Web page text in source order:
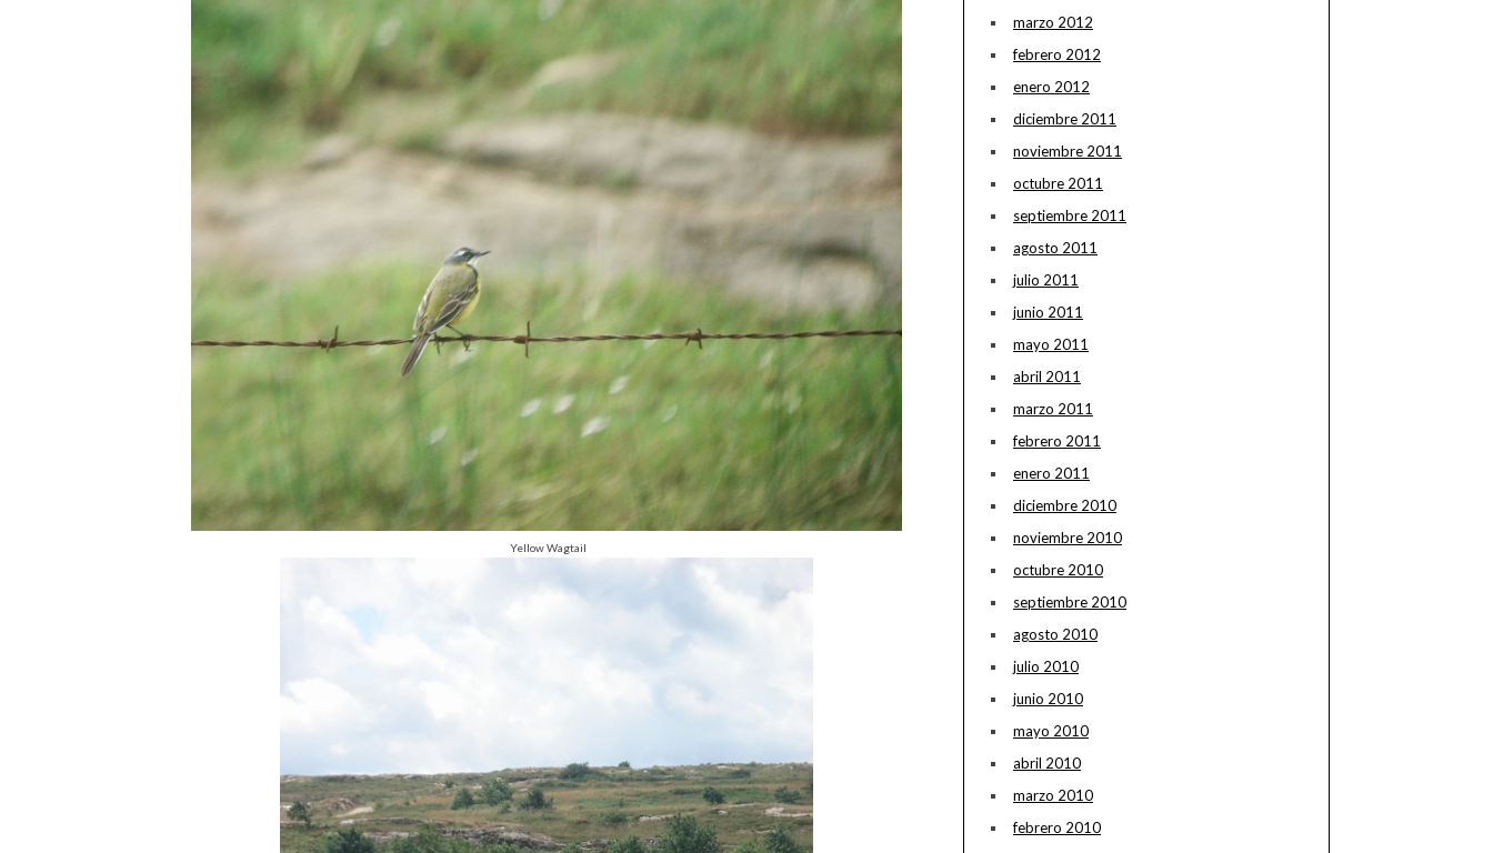
Yellow Wagtail
marzo 2012
febrero 2012
enero 2012
diciembre 2011
noviembre 2011
octubre 2011
septiembre 2011
agosto 2011
julio 2011
junio 2011
mayo 2011
abril 2011
marzo 2011
febrero 2011
enero 2011
diciembre 2010
noviembre 2010
octubre 2010
septiembre 2010
agosto 2010
julio 2010
junio 2010
mayo 2010
abril 2010
marzo 2010
febrero 2010